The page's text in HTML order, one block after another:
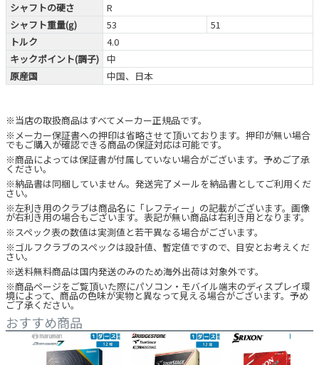
シャフトの硬さ
R
シャフト重量(g)
53
51
トルク
4.0
キックポイント(調子) 中
原産国
中国、日本
※当店の取扱商品はすべてメーカー正規品です。
※メーカー保証書への押印は省略させて頂いております。押印が無い場合
でもご購入が確認できる商品の保証対応は可能です。
※商品によっては保証書が付属していない場合がございます。予めご了承
ください。
※納品書は同梱していません。発送完了メールを納品書としてご利用くだ
さい。
※左利き用のクラブは商品名に「レフティー」の記載がございます。画像
が右利き用の場合もございます。表記が無い商品は右利き用となります。
※スペック表の数値は実測値と若干異なる場合がございます。
※ゴルフクラブのスペックは設計値、暫定値ですので、目安とお考えくだ
さい。
※送料無料商品は国内発送のみのため海外出荷は対象外です。
※商品ページをご覧頂いた際にパソコン・モバイル端末のディスプレイ環
境によって、商品の色味が実物と異なって見える場合がございます。予め
ご了承ください。
おすすめ商品